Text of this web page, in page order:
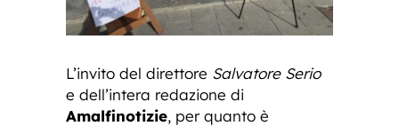
L’invito del direttore Salvatore Serio
e dell’intera redazione di
Amalfinotizie, per quanto è